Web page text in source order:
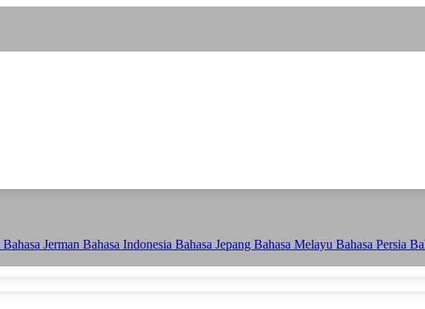
Bahasa Jerman Bahasa Indonesia Bahasa Jepang Bahasa Melayu Bahasa Persia